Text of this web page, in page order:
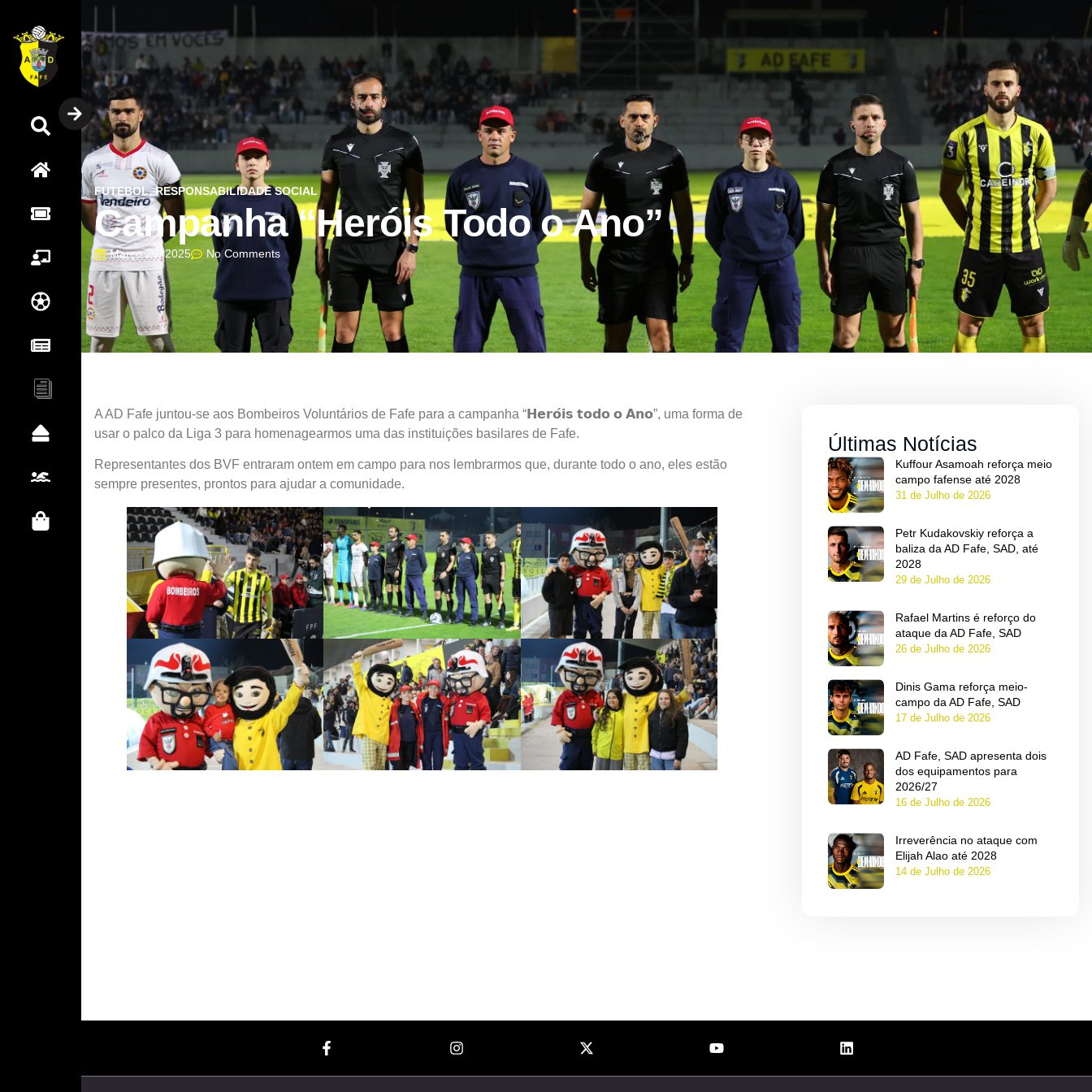
Pesquisar
Home
Bilheteira
Sócios
Futebol
Notícias
Clube
FUTEBOL,RESPONSABILIDADE SOCIAL
Campanha “Heróis Todo o Ano”
Março 29, 2025 No Comments
A AD Fafe juntou-se aos Bombeiros Voluntários de Fafe para a campanha “𝗛𝗲𝗿𝗼́𝗶𝘀 𝘁𝗼𝗱𝗼 𝗼 𝗔𝗻𝗼”, uma forma de
usar o palco da Liga 3 para homenagearmos uma das instituições basilares de Fafe.
Representantes dos BVF entraram ontem em campo para nos lembrarmos que, durante todo o ano, eles estão
sempre presentes, prontos para ajudar a comunidade.
Últimas Notícias
Kuffour Asamoah reforça meio
campo fafense até 2028
31 de Julho de 2026
Petr Kudakovskiy reforça a
baliza da AD Fafe, SAD, até
2028
29 de Julho de 2026
Rafael Martins é reforço do
ataque da AD Fafe, SAD
26 de Julho de 2026
Dinis Gama reforça meio-
campo da AD Fafe, SAD
17 de Julho de 2026
AD Fafe, SAD apresenta dois
dos equipamentos para
2026/27
16 de Julho de 2026
Irreverência no ataque com
Elijah Alao até 2028
14 de Julho de 2026